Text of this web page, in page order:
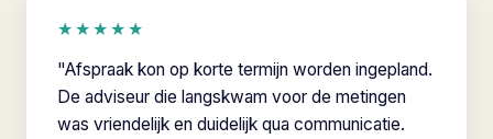
★★★★★
"Afspraak kon op korte termijn worden ingepland.
De adviseur die langskwam voor de metingen
was vriendelijk en duidelijk qua communicatie.